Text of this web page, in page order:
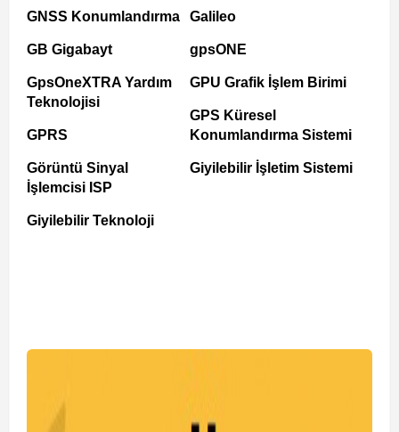
GNSS Konumlandırma
GB Gigabayt
GpsOneXTRA Yardım
Teknolojisi
GPRS
Görüntü Sinyal
İşlemcisi ISP
Giyilebilir Teknoloji
Galileo
gpsONE
GPU Grafik İşlem Birimi
GPS Küresel
Konumlandırma Sistemi
Giyilebilir İşletim Sistemi